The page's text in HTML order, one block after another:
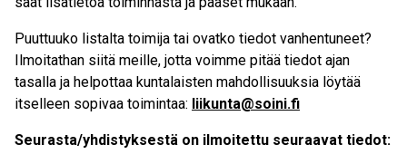
Puuttuuko listalta toimija tai ovatko tiedot vanhentuneet?
Ilmoitathan siitä meille, jotta voimme pitää tiedot ajan
tasalla ja helpottaa kuntalaisten mahdollisuuksia löytää
itselleen sopivaa toimintaa: liikunta@soini.fi
Seurasta/yhdistyksestä on ilmoitettu seuraavat tiedot: